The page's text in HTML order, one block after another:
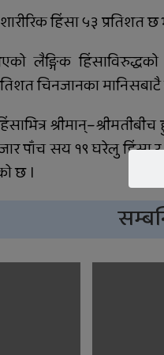
विपद् प्रतिकार्य
लागू
अर्ब ५५ करोड बजेट
हिंसा ५३
लैङ्गिक
चिनजानका
पाँच सय १९ घरेलु
छ ।